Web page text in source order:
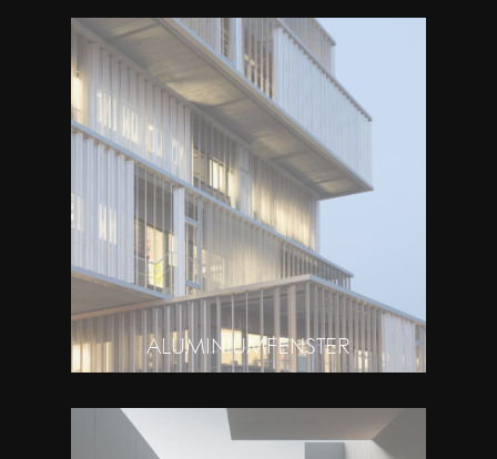
ALUMINIUMFENSTER